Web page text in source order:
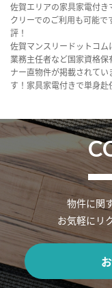
佐賀エリアの家具家電付
クリーでのご利用も可能
評！
佐賀マンスリードットコ
業務主任者など国家資格
ナー直物件が掲載されて
す！家具家電付きで単身赴
物件に関
お気軽にリ